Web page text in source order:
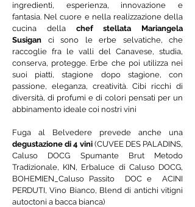
ingredienti, esperienza, innovazione e
fantasia. Nel cuore e nella realizzazione della
cucina dellachef stellata Mariangela
Susigan ci sono le erbe selvatiche, che
raccoglie fra le valli del Canavese, studia,
conserva, protegge. Erbe che poi utilizza nei
suoi piatti, stagione dopo stagione, con
passione, eleganza, creatività. Cibi ricchi di
diversità, di profumi e di colori pensati per un
abbinamento ideale coi nostri vini
Fuga al Belvedere prevede anche una
degustazione di 4 vini(CUVEE DES PALADINS,
Caluso DOCG Spumante Brut Metodo
Tradizionale, KIN, Erbaluce di Caluso DOCG,
BOHEMIEN_Caluso Passito DOC e ACINI
PERDUTI, Vino Bianco, Blend di antichi vitigni
autoctoni a bacca bianca)